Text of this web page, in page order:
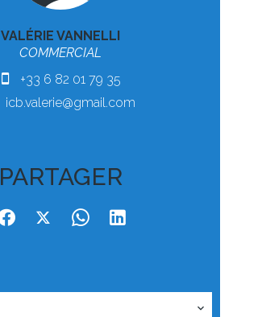
VALÉRIE VANNELLI
COMMERCIAL
+33 6 82 01 79 35
icb.valerie@gmail.com
PARTAGER